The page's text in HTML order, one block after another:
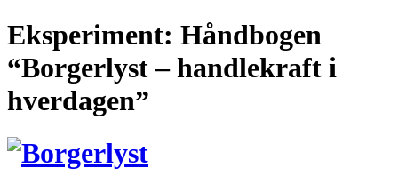
Eksperiment: Håndbogen
“Borgerlyst – handlekraft i
hverdagen”